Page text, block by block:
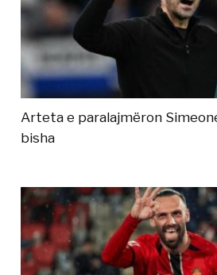
Arteta e paralajmëron
bisha